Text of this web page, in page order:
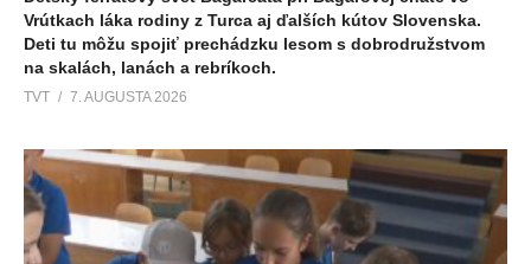
Vrútkach láka rodiny z Turca aj ďalších kútov Slovenska.
Deti tu môžu spojiť prechádzku lesom s dobrodružstvom
na skalách, lanách a rebríkoch.
TVT 7. AUGUSTA 2026